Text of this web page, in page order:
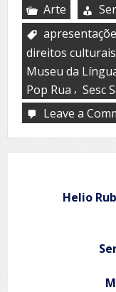
Arte
direitos culturais
Museu da
Pop Rua , Sesc
Leave a
Helio